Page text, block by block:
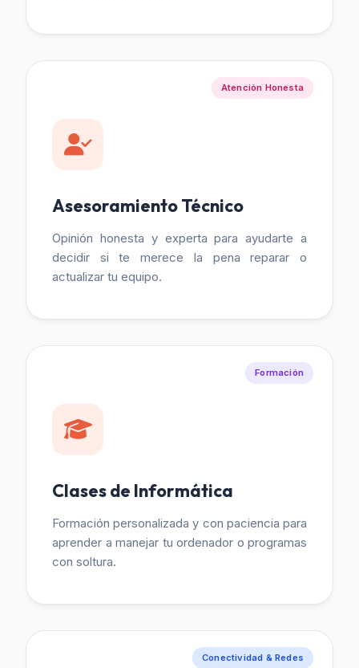
Atención Honesta
Asesoramiento Técnico
Opinión honesta y experta para ayudarte a
decidir si te merece la pena reparar o
actualizar tu equipo.
Formación
Clases de Informática
Formación personalizada y con paciencia para
aprender a manejar tu ordenador o programas
con soltura.
Conectividad & Redes